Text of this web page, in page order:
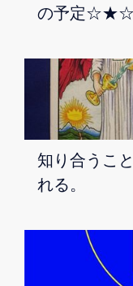
の予定☆★☆
知り合うこ
れる。